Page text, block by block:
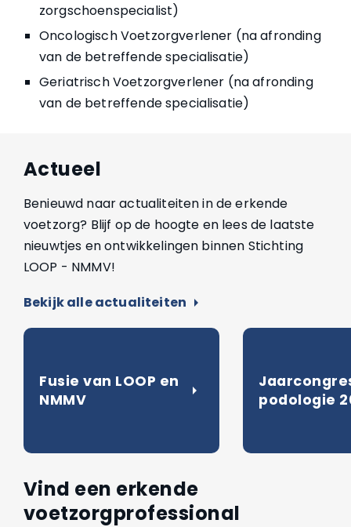
zorgschoenspecialist)
Oncologisch Voetzorgverlener (na afronding
van de betreffende specialisatie)
Geriatrisch Voetzorgverlener (na afronding
van de betreffende specialisatie)
Actueel
Benieuwd naar actualiteiten in de erkende
voetzorg? Blijf op de hoogte en lees de laatste
nieuwtjes en ontwikkelingen binnen Stichting
LOOP - NMMV!
Bekijk alle actualiteiten arrow_right
Fusie van LOOP en
NMMV
arrow_right
podologie
Vind een erkende
voetzorgprofessional